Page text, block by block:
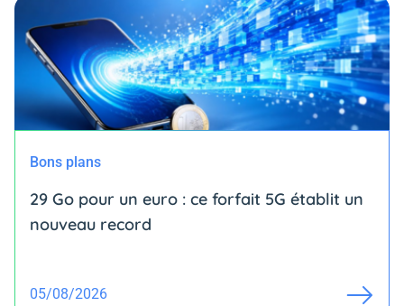
Bons plans
29 Go pour un euro : ce forfait 5G établit un
nouveau record
05/08/2026